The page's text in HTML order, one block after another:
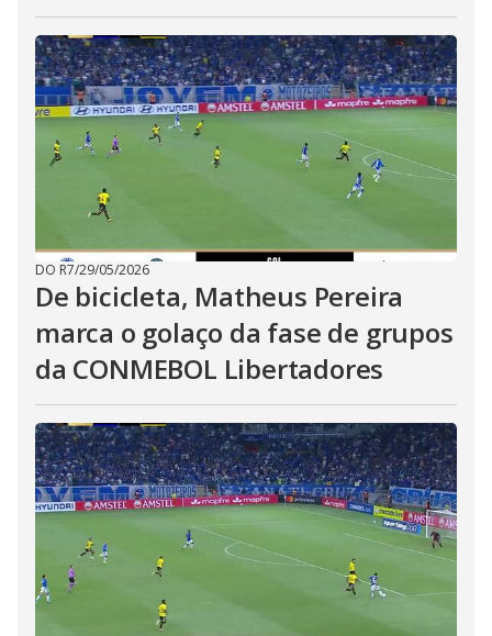
DO R7/29/05/2026
De bicicleta, Matheus Pereira
marca o golaço da fase de grupos
da CONMEBOL Libertadores